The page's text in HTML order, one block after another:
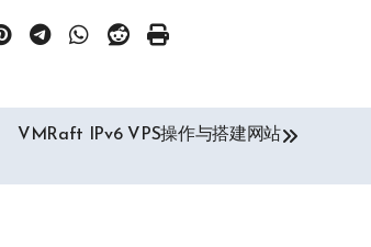
VMRaft IPv6 VPS操作与搭建网站